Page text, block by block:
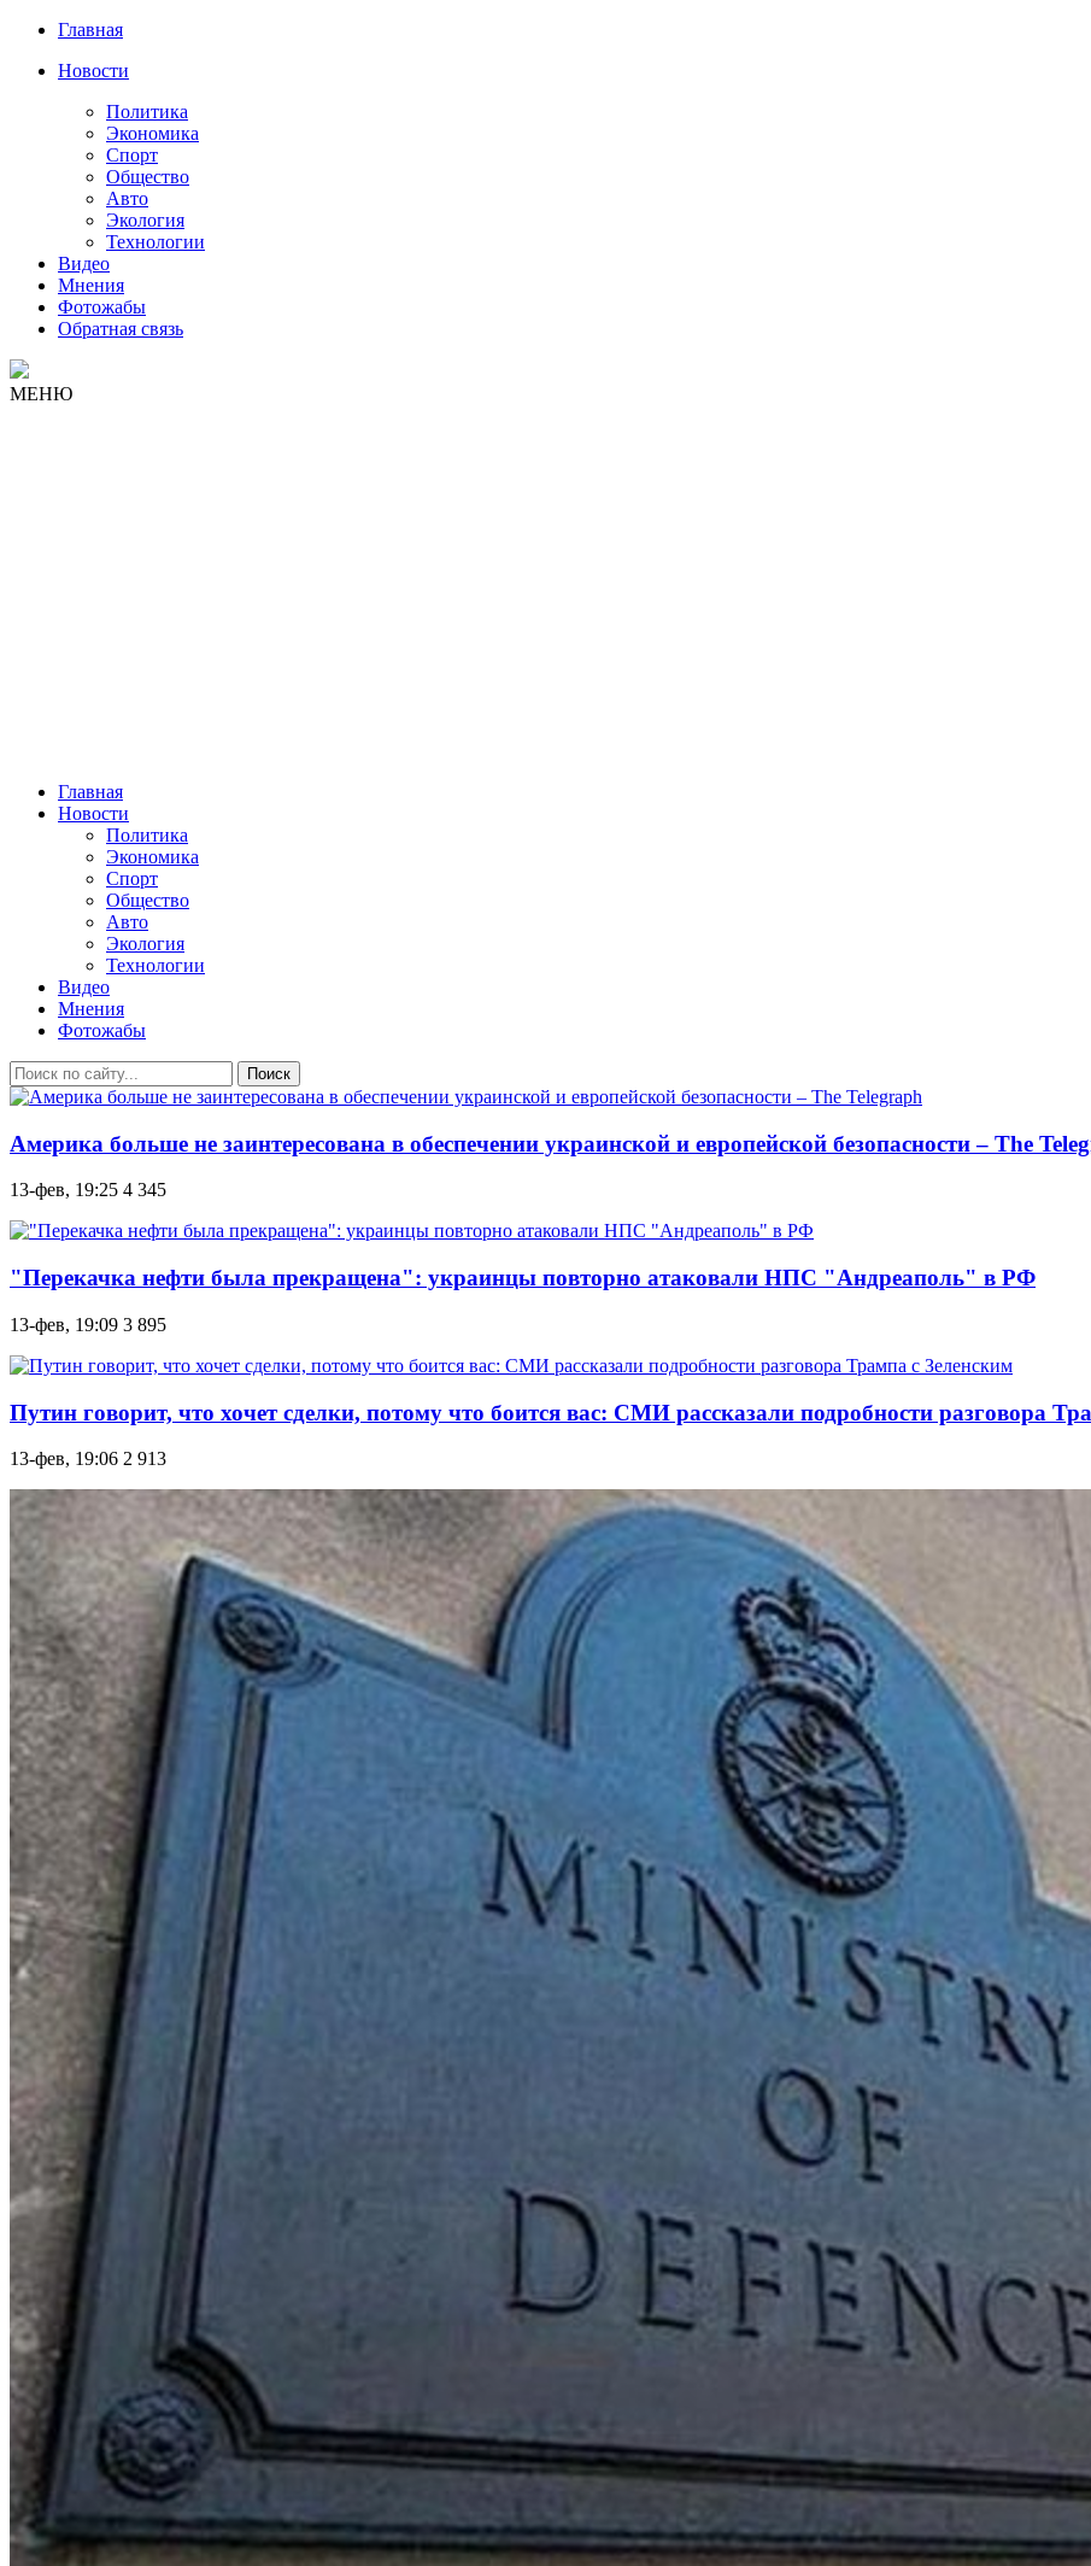
Главная
Новости
Политика
Экономика
Спорт
Общество
Авто
Экология
Технологии
Видео
Мнения
Фотожабы
Обратная связь
МЕНЮ
Главная
Новости
Политика
Экономика
Спорт
Общество
Авто
Экология
Технологии
Видео
Мнения
Фотожабы
Поиск
Америка больше не заинтересована в обеспечении украинской и европейской безопасности – The
13-фев, 19:25 4 345
"Перекачка нефти была прекращена": украинцы повторно атаковали НПС "Андреаполь" в РФ
13-фев, 19:09 3 895
Путин говорит, что хочет сделки, потому что боится вас: СМИ рассказали подробности разговора
13-фев, 19:06 2 913